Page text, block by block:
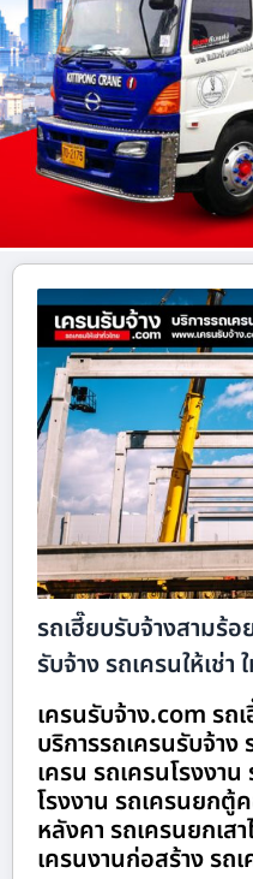
รถเฮี๊ยบรับจ้างสามร้
รับจ้าง รถเครนให้เช่า
เครนรับจ้าง.com รถ
บริการรถเครนรับจ้าง
เครน รถเครนโรงงา
โรงงาน รถเครนยกตู้
หลังคา รถเครนยกเส
เครนงานก่อสร้าง รถ